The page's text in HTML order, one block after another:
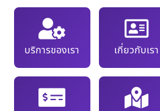
บริการของเรา เกี่ยวกับเรา